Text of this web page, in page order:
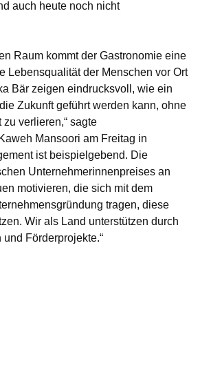
auch heute noch nicht
Raum kommt der Gastronomie eine
Lebensqualität der Menschen vor Ort
Bär zeigen eindrucksvoll, wie ein
Zukunft geführt werden kann, ohne
verlieren,“ sagte
Mansoori am Freitag in
ist beispielgebend. Die
Unternehmerinnenpreises an
motivieren, die sich mit dem
tragen, diese
Wir als Land unterstützen durch
Förderprojekte.“